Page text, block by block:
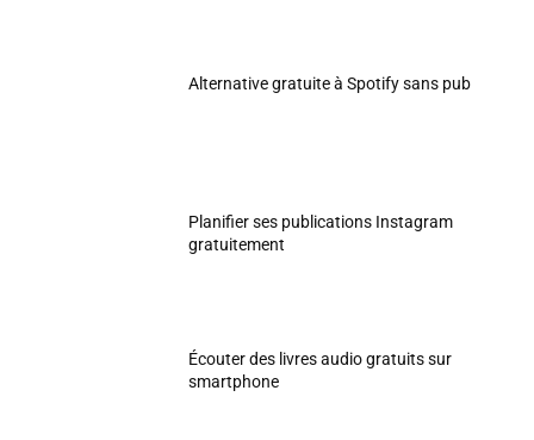
Alternative gratuite à Spotify sans pub
Planifier ses publications Instagram
gratuitement
Écouter des livres audio gratuits sur
smartphone